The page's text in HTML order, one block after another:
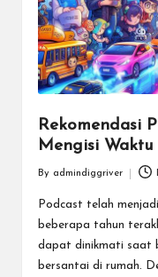
Rekomendasi
Mengisi
by
By admindiggriver
Podcast telah
beberapa tahun
dapat dinikmati saat
bersantai di rumah.